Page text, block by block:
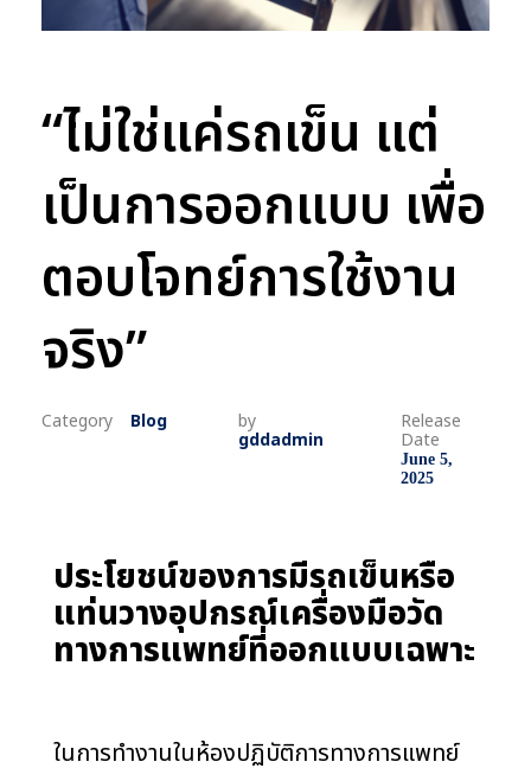
“ไม่ใช่แค่รถเข็น แต่
เป็นการออกแบบ เพื่อ
ตอบโจทย์การใช้งาน
จริง”
June 5,
2025
by
gddadmin
Blog
ประโยชน์ของการมีรถเข็นหรือ
แท่นวางอุปกรณ์เครื่องมือวัด
ทางการแพทย์ที่ออกแบบเฉพาะ
ในการทำงานในห้องปฏิบัติการทางการแพทย์